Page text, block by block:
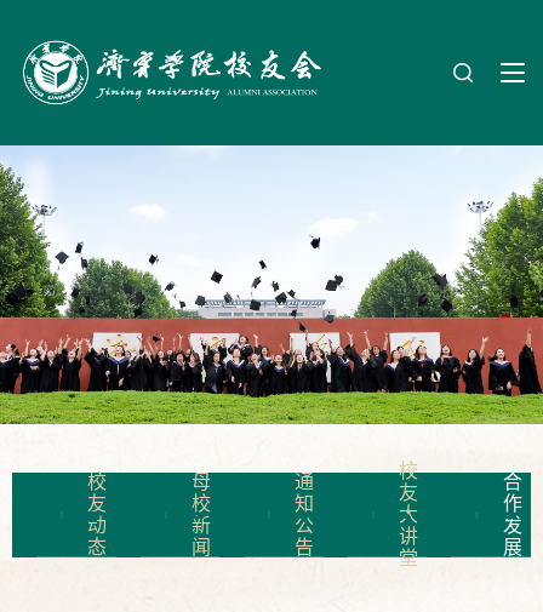
校
友
动
态
母
校
新
闻
通
知
公
告
校
友
大
讲
堂
合
作
发
展